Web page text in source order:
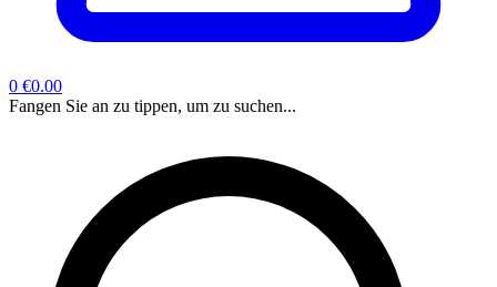
0 €0.00
Fangen Sie an zu tippen, um zu suchen...